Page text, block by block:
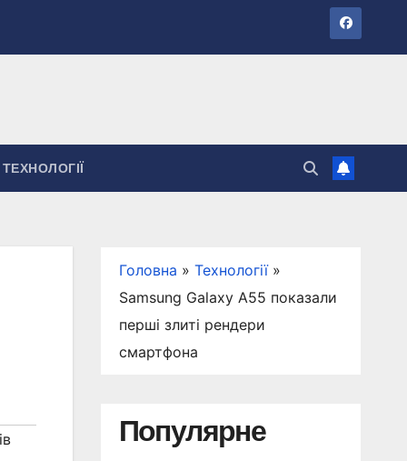
ТЕХНОЛОГІЇ
Головна » Технології»
Samsung Galaxy A55 показали
перші злиті рендери
смартфона
Популярне